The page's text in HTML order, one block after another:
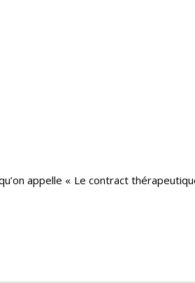
appelle « Le contract